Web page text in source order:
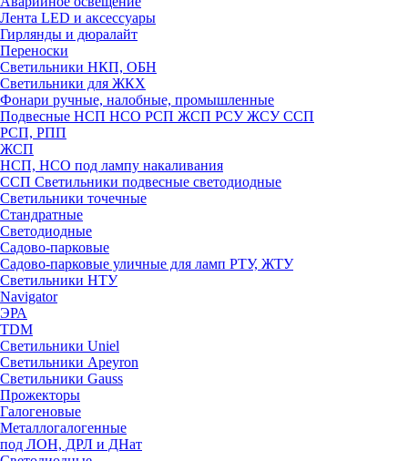
Лента LED и аксессуары
Гирлянды и дюралайт
Переноски
Светильники НКП, ОБН
Светильники для ЖКХ
Фонари ручные, налобные, промышленные
Подвесные НСП НСО РСП ЖСП РСУ ЖСУ ССП
РСП, РПП
ЖСП
НСП, НСО под лампу накаливания
ССП Светильники подвесные светодиодные
Светильники точечные
Стандратные
Светодиодные
Садово-парковые
Садово-парковые уличные для ламп РТУ, ЖТУ
Светильники НТУ
Navigator
ЭРА
TDM
Светильники Uniel
Светильники Apeyron
Светильники Gauss
Прожекторы
Галогеновые
Металлогалогенные
под ЛОН, ДРЛ и ДНат